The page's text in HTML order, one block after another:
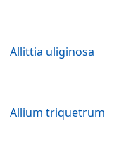
Allittia uliginosa
Allium triquetrum